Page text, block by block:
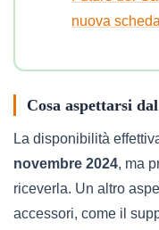
nuova
Cosa aspettarsi
La disponibilità
novembre 2024, ma
riceverla. Un altro
accessori, come il